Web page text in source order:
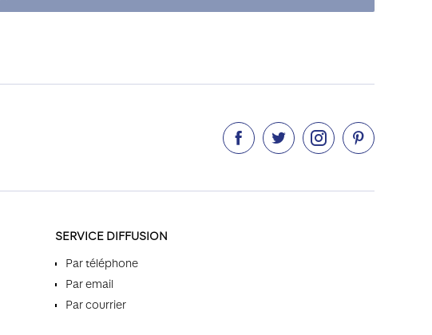
   
SERVICE DIFFUSION
Par téléphone
Par email
Par courrier